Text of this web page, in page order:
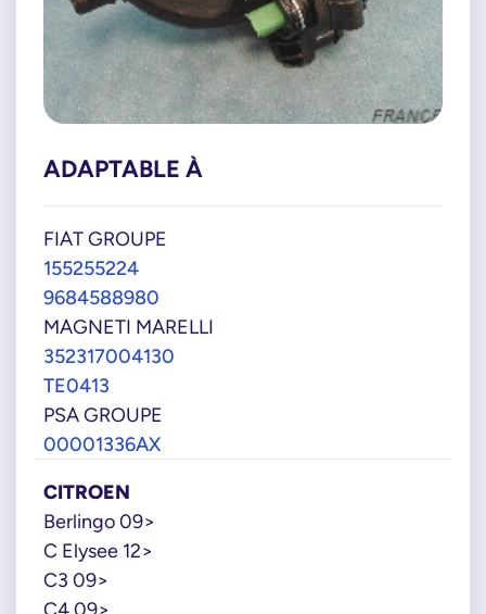
ADAPTABLE À
FIAT GROUPE
155255224
9684588980
MAGNETI MARELLI
352317004130
TE0413
PSA GROUPE
00001336AX
CITROEN
Berlingo 09>
C Elysee 12>
C3 09>
C4 09>